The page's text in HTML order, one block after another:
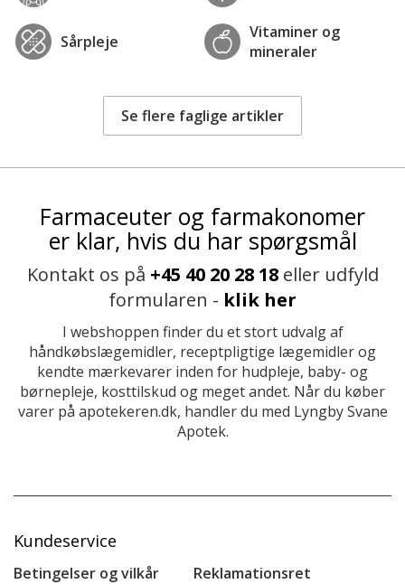
Sårpleje
Vitaminer og
mineraler
Se flere faglige artikler
Farmaceuter og farmakonomer
er klar, hvis du har spørgsmål
Kontakt os på +45 40 20 28 18eller udfyld
formularen - klik her
I webshoppen finder du et stort udvalg af
håndkøbslægemidler, receptpligtige lægemidler og
kendte mærkevarer inden for hudpleje, baby- og
børnepleje, kosttilskud og meget andet. Når du køber
varer på apotekeren.dk, handler du med Lyngby Svane
Apotek.
Kundeservice
Betingelser og vilkår
Reklamationsret